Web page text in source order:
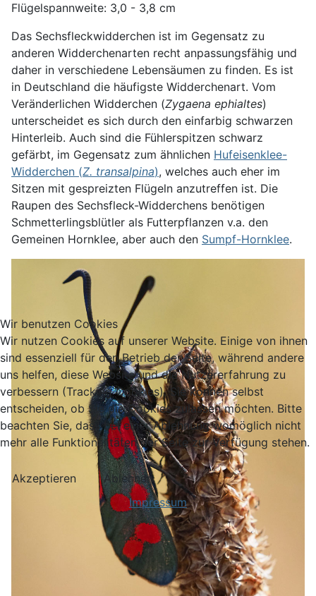
Flügelspannweite: 3,0 - 3,8 cm
Das Sechsfleckwidderchen ist im Gegensatz zu
anderen Widderchenarten recht anpassungsfähig und
daher in verschiedene Lebensäumen zu finden. Es ist
in Deutschland die häufigste Widderchenart. Vom
Veränderlichen Widderchen (Zygaena ephialtes)
unterscheidet es sich durch den einfarbig schwarzen
Hinterleib. Auch sind die Fühlerspitzen schwarz
gefärbt, im Gegensatz zum ähnlichen Hufeisenklee-
Widderchen (Z. transalpina), welches auch eher im
Sitzen mit gespreizten Flügeln anzutreffen ist. Die
Raupen des Sechsfleck-Widderchens benötigen
Schmetterlingsblütler als Futterpflanzen v.a. den
Gemeinen Hornklee, aber auch den Sumpf-Hornklee.
Wir benutzen Cookies
Wir nutzen Cookies auf unserer Website. Einige von ihnen
sind essenziell für den Betrieb der Seite, während andere
uns helfen, diese Website und die Nutzererfahrung zu
verbessern (Tracking Cookies). Sie können selbst
entscheiden, ob Sie die Cookies zulassen möchten. Bitte
beachten Sie, dass bei einer Ablehnung womöglich nicht
mehr alle Funktionalitäten der Seite zur Verfügung stehen.
Akzeptieren
Ablehnen
Impressum